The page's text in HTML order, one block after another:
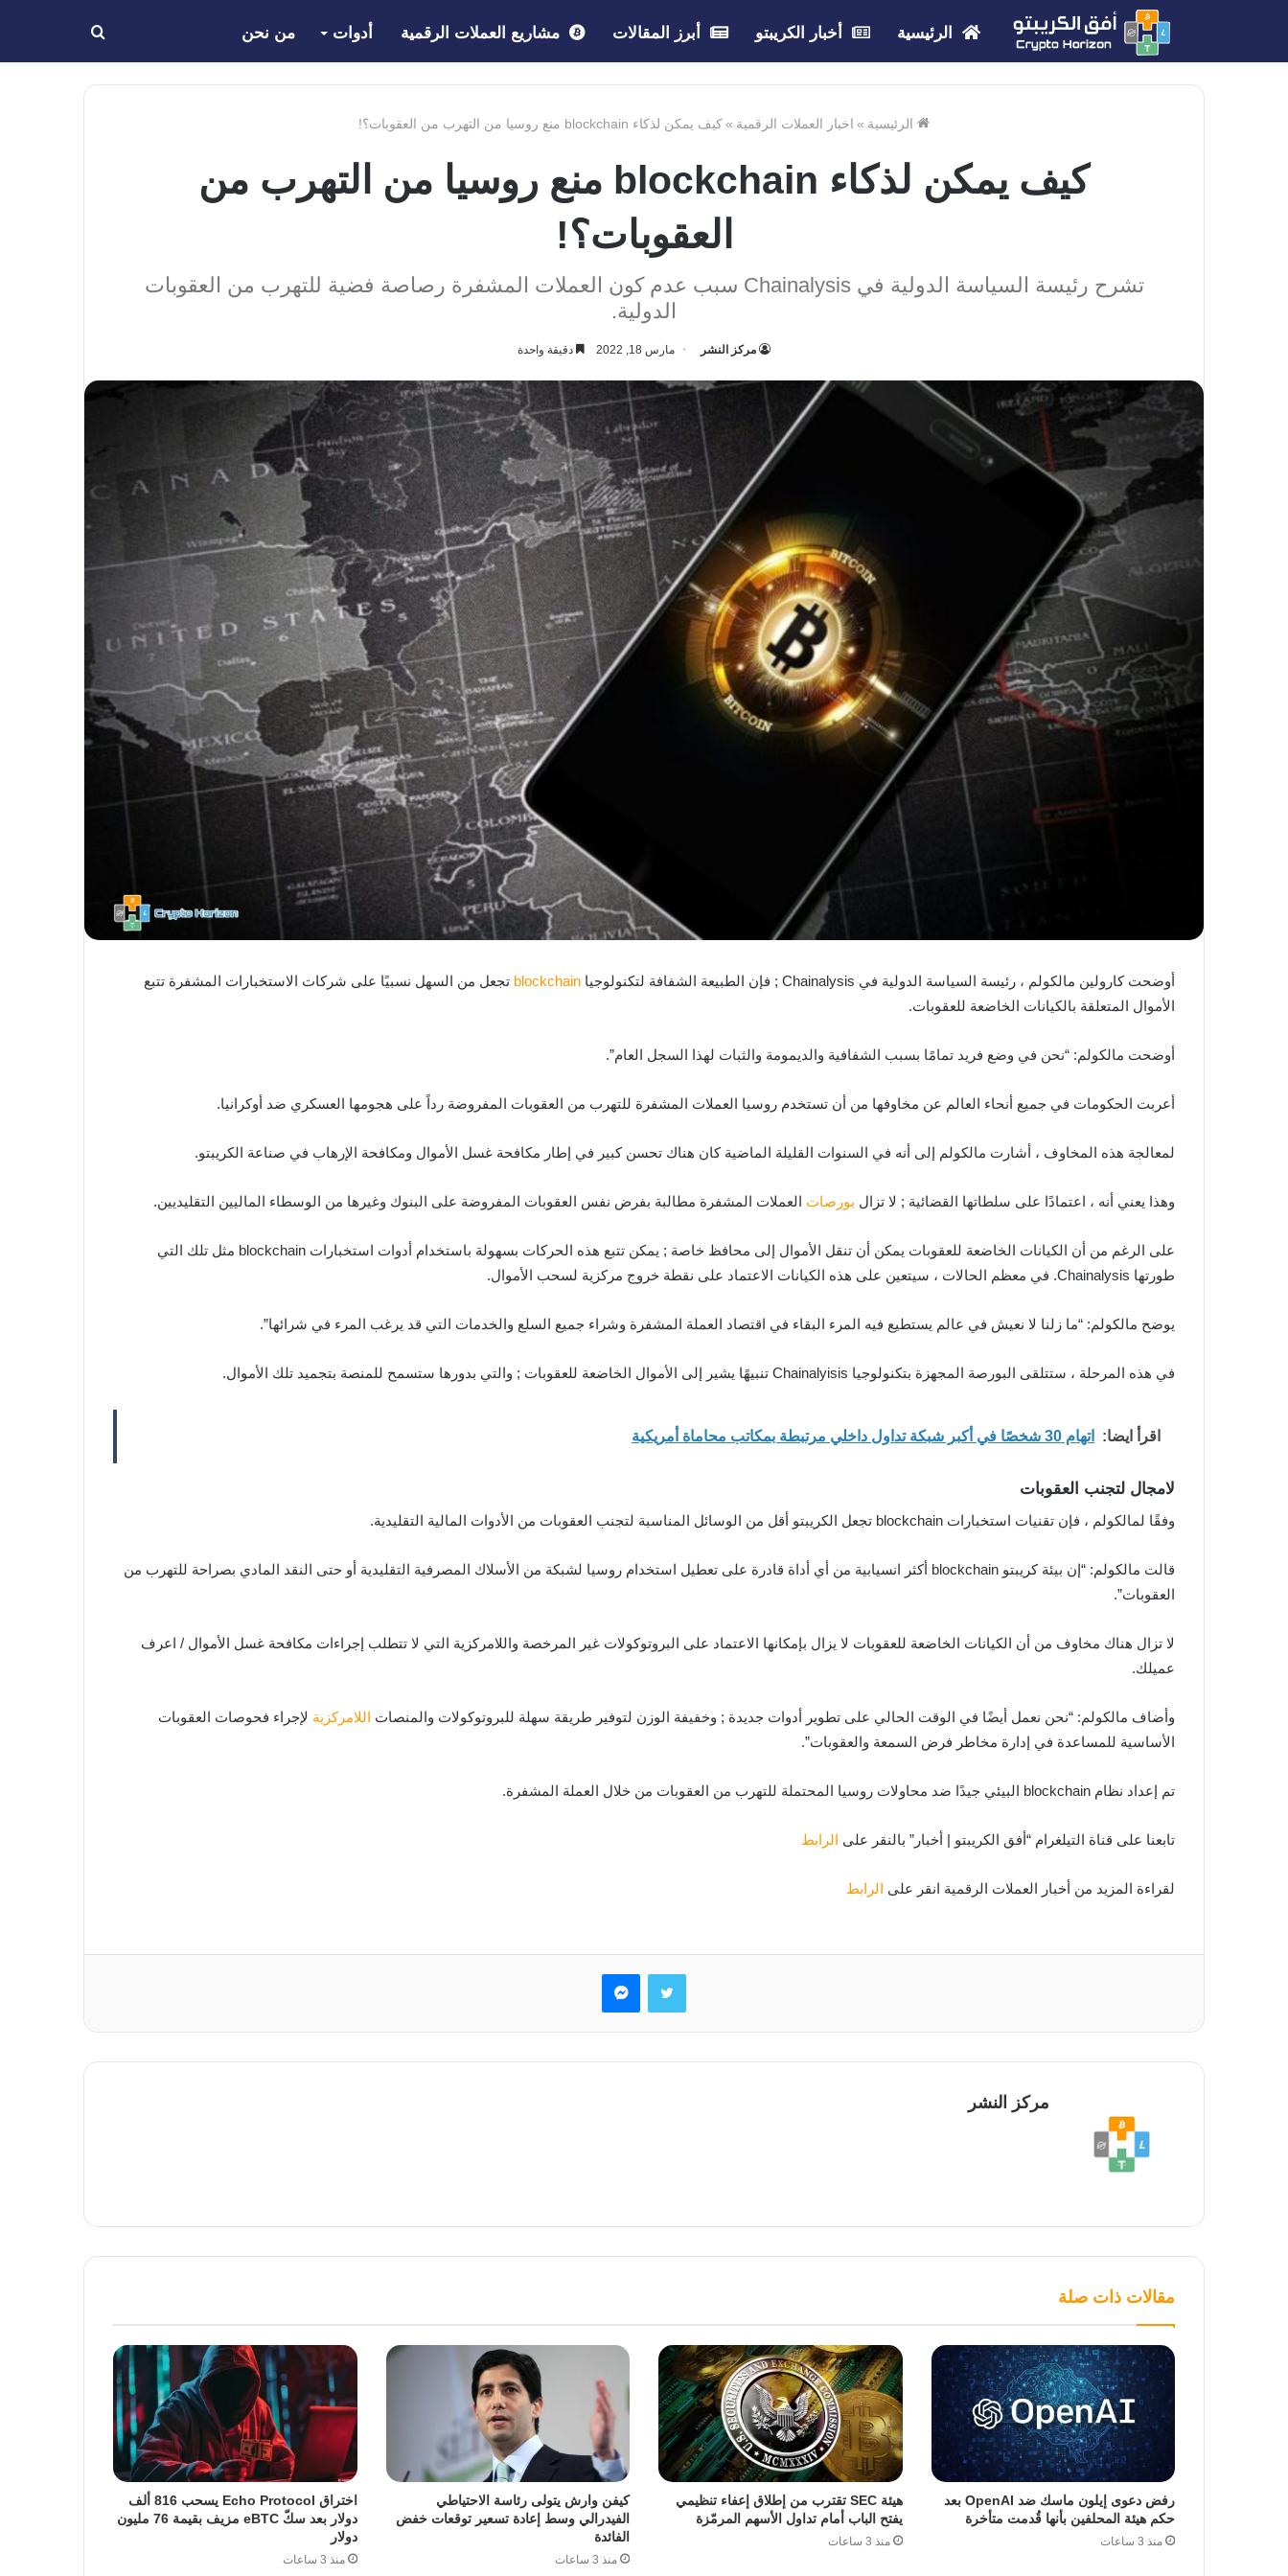
الرئيسية أخبار الكريبتو أبرز المقالات مشاريع العملات الرقمية أدوات من نحن بحث
عن
الرئيسية » اخبار العملات الرقمية »كيف يمكن لذكاء blockchain منع روسيا من التهرب من العقوبات؟!
كيف يمكن لذكاء blockchain منع روسيا من التهرب من
العقوبات؟!
تشرح رئيسة السياسة الدولية في Chainalysis سبب عدم كون العملات المشفرة رصاصة فضية للتهرب من العقوبات
الدولية.
مركز النشر مارس 18, 2022 دقيقة واحدة
أوضحت كارولين مالكولم ، رئيسة السياسة الدولية في Chainalysis ; فإن الطبيعة الشفافة لتكنولوجيا blockchain تجعل من السهل نسبيًا على شركات الاستخبارات المشفرة تتبع
الأموال المتعلقة بالكيانات الخاضعة للعقوبات.
أوضحت مالكولم: “نحن في وضع فريد تمامًا بسبب الشفافية والديمومة والثبات لهذا السجل العام”.
أعربت الحكومات في جميع أنحاء العالم عن مخاوفها من أن تستخدم روسيا العملات المشفرة للتهرب من العقوبات المفروضة رداً على هجومها العسكري ضد أوكرانيا.
لمعالجة هذه المخاوف ، أشارت مالكولم إلى أنه في السنوات القليلة الماضية كان هناك تحسن كبير في إطار مكافحة غسل الأموال ومكافحة الإرهاب في صناعة الكريبتو.
وهذا يعني أنه ، اعتمادًا على سلطاتها القضائية ; لا تزال بورصات العملات المشفرة مطالبة بفرض نفس العقوبات المفروضة على البنوك وغيرها من الوسطاء الماليين التقليديين.
على الرغم من أن الكيانات الخاضعة للعقوبات يمكن أن تنقل الأموال إلى محافظ خاصة ; يمكن تتبع هذه الحركات بسهولة باستخدام أدوات استخبارات blockchain مثل تلك التي
طورتها Chainalysis. في معظم الحالات ، سيتعين على هذه الكيانات الاعتماد على نقطة خروج مركزية لسحب الأموال.
يوضح مالكولم: “ما زلنا لا نعيش في عالم يستطيع فيه المرء البقاء في اقتصاد العملة المشفرة وشراء جميع السلع والخدمات التي قد يرغب المرء في شرائها”.
في هذه المرحلة ، ستتلقى البورصة المجهزة بتكنولوجيا Chainalyisis تنبيهًا يشير إلى الأموال الخاضعة للعقوبات ; والتي بدورها ستسمح للمنصة بتجميد تلك الأموال.
اقرأ ايضا: اتهام 30 شخصًا في أكبر شبكة تداول داخلي مرتبطة بمكاتب محاماة أمريكية
لامجال لتجنب العقوبات
وفقًا لمالكولم ، فإن تقنيات استخبارات blockchain تجعل الكريبتو أقل من الوسائل المناسبة لتجنب العقوبات من الأدوات المالية التقليدية.
قالت مالكولم: “إن بيئة كريبتو blockchain أكثر انسيابية من أي أداة قادرة على تعطيل استخدام روسيا لشبكة من الأسلاك المصرفية التقليدية أو حتى النقد المادي بصراحة للتهرب من
العقوبات”.
لا تزال هناك مخاوف من أن الكيانات الخاضعة للعقوبات لا يزال بإمكانها الاعتماد على البروتوكولات غير المرخصة واللامركزية التي لا تتطلب إجراءات مكافحة غسل الأموال / اعرف
عميلك.
وأضاف مالكولم: “نحن نعمل أيضًا في الوقت الحالي على تطوير أدوات جديدة ; وخفيفة الوزن لتوفير طريقة سهلة للبروتوكولات والمنصات اللامركزية لإجراء فحوصات العقوبات
الأساسية للمساعدة في إدارة مخاطر فرض السمعة والعقوبات”.
تم إعداد نظام blockchain البيئي جيدًا ضد محاولات روسيا المحتملة للتهرب من العقوبات من خلال العملة المشفرة.
تابعنا على قناة التيلغرام “أفق الكريبتو | أخبار” بالنقر على الرابط
لقراءة المزيد من أخبار العملات الرقمية انقر على الرابط
تويتر ماسنجر
مركز النشر
مقالات ذات صلة
رفض دعوى إيلون ماسك ضد OpenAI بعد
حكم هيئة المحلفين بأنها قُدمت متأخرة
منذ 3 ساعات
هيئة SEC تقترب من إطلاق إعفاء تنظيمي
يفتح الباب أمام تداول الأسهم المرمّزة
منذ 3 ساعات
كيفن وارش يتولى رئاسة الاحتياطي
الفيدرالي وسط إعادة تسعير توقعات خفض
الفائدة
منذ 3 ساعات
اختراق Echo Protocol يسحب 816 ألف
دولار بعد سكّ eBTC مزيف بقيمة 76 مليون
دولار
منذ 3 ساعات